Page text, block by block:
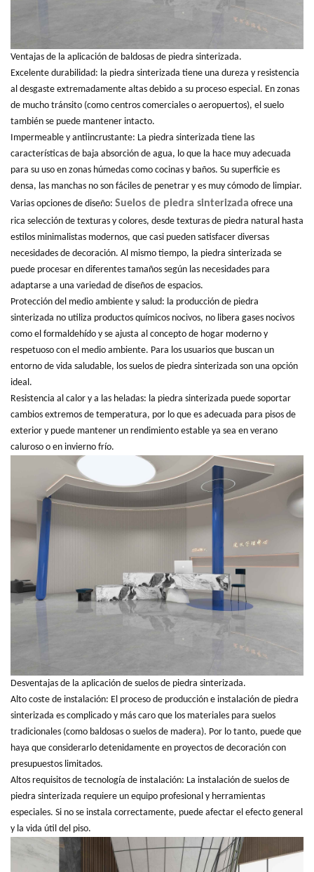
Ventajas de la aplicación de baldosas de piedra sinterizada.
Excelente durabilidad: la piedra sinterizada tiene una dureza y resistencia
al desgaste extremadamente altas debido a su proceso especial. En zonas
de mucho tránsito (como centros comerciales o aeropuertos), el suelo
también se puede mantener intacto.
Impermeable y antiincrustante: La piedra sinterizada tiene las
características de baja absorción de agua, lo que la hace muy adecuada
para su uso en zonas húmedas como cocinas y baños. Su superficie es
densa, las manchas no son fáciles de penetrar y es muy cómodo de limpiar.
Varias opciones de diseño: Suelos de piedra sinterizada ofrece una
rica selección de texturas y colores, desde texturas de piedra natural hasta
estilos minimalistas modernos, que casi pueden satisfacer diversas
necesidades de decoración. Al mismo tiempo, la piedra sinterizada se
puede procesar en diferentes tamaños según las necesidades para
adaptarse a una variedad de diseños de espacios.
Protección del medio ambiente y salud: la producción de piedra
sinterizada no utiliza productos químicos nocivos, no libera gases nocivos
como el formaldehído y se ajusta al concepto de hogar moderno y
respetuoso con el medio ambiente. Para los usuarios que buscan un
entorno de vida saludable, los suelos de piedra sinterizada son una opción
ideal.
Resistencia al calor y a las heladas: la piedra sinterizada puede soportar
cambios extremos de temperatura, por lo que es adecuada para pisos de
exterior y puede mantener un rendimiento estable ya sea en verano
caluroso o en invierno frío.
Desventajas de la aplicación de suelos de piedra sinterizada.
Alto coste de instalación: El proceso de producción e instalación de piedra
sinterizada es complicado y más caro que los materiales para suelos
tradicionales (como baldosas o suelos de madera). Por lo tanto, puede que
haya que considerarlo detenidamente en proyectos de decoración con
presupuestos limitados.
Altos requisitos de tecnología de instalación: La instalación de suelos de
piedra sinterizada requiere un equipo profesional y herramientas
especiales. Si no se instala correctamente, puede afectar el efecto general
y la vida útil del piso.